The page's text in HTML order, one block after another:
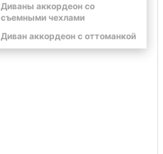
Диваны аккордеон со
съемными чехлами
Диван аккордеон с оттоманкой